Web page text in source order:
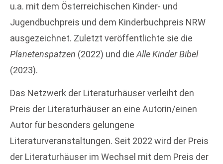
u.a. mit dem Österreichischen Kinder- und
Jugendbuchpreis und dem Kinderbuchpreis NRW
ausgezeichnet. Zuletzt veröffentlichte sie die
Planetenspatzen (2022) und die Alle Kinder Bibel
(2023).
Das Netzwerk der Literaturhäuser verleiht den
Preis der Literaturhäuser an eine Autorin/einen
Autor für besonders gelungene
Literaturveranstaltungen. Seit 2022 wird der Preis
der Literaturhäuser im Wechsel mit dem Preis der